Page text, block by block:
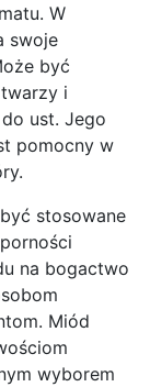
W
swoje
być
i
ust. Jego
pomocny w
stosowane
na bogactwo
Miód
wyborem